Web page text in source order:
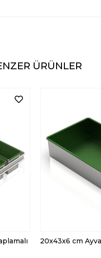
ÜRÜNLER